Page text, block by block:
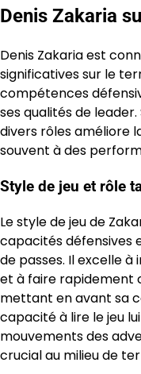
Denis Zakaria
Denis Zakaria est
significatives sur le
compétences
ses qualités de
divers rôles améliore
souvent à des
Style de jeu et rôle
Le style de jeu de
capacités défensives
de passes. Il excelle
et à faire rapidement
mettant en avant sa
capacité à lire le jeu
mouvements des
crucial au milieu de